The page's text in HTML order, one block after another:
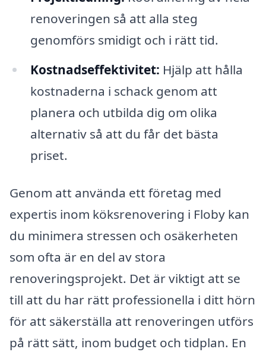
renoveringen så att alla steg
genomförs smidigt och i rätt tid.
Kostnadseffektivitet: Hjälp att hålla
kostnaderna i schack genom att
planera och utbilda dig om olika
alternativ så att du får det bästa
priset.
Genom att använda ett företag med
expertis inom köksrenovering i Floby kan
du minimera stressen och osäkerheten
som ofta är en del av stora
renoveringsprojekt. Det är viktigt att se
till att du har rätt professionella i ditt hörn
för att säkerställa att renoveringen utförs
på rätt sätt, inom budget och tidplan. En